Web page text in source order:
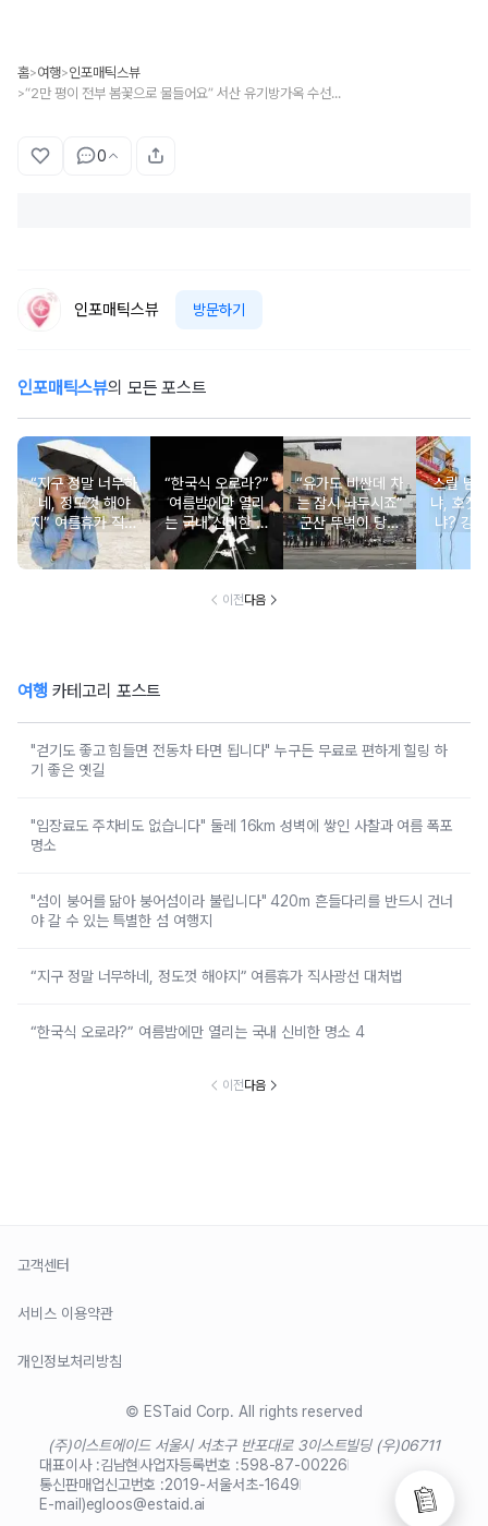
홈>여행>인포매틱스뷰
> “2만 평이 전부 봄꽃으로 물들어요” 서산 유기방가옥 수선화 축제 일정부터 입장 정보까지
0
인포매틱스뷰 방문하기
인포매틱스뷰의 모든 포스트
“지구 정말 너무하
네, 정도껏 해야
지” 여름휴가 직사
광선 대처법
“한국식 오로라?”
여름밤에만 열리
는 국내 신비한 명
소 4
“유가도 비싼데 차
는 잠시 놔두시죠”
군산 뚜벅이 당일
치기 코스, 걸어서
다 되는 이유
스릴 넘
냐, 호젓
냐? 강
추천
이전다음
여행 카테고리 포스트
"걷기도 좋고 힘들면 전동차 타면 됩니다" 누구든 무료로 편하게 힐링 하
기 좋은 옛길
"입장료도 주차비도 없습니다" 둘레 16km 성벽에 쌓인 사찰과 여름 폭포
명소
"섬이 붕어를 닮아 붕어섬이라 불립니다" 420m 흔들다리를 반드시 건너
야 갈 수 있는 특별한 섬 여행지
“지구 정말 너무하네, 정도껏 해야지” 여름휴가 직사광선 대처법
“한국식 오로라?” 여름밤에만 열리는 국내 신비한 명소 4
이전다음
고객센터
서비스 이용약관
개인정보처리방침
© ESTaid Corp. All rights reserved
(주)이스트에이드 서울시 서초구 반포대로 3이스트빌딩 (우)06711
대표이사 :김남현사업자등록번호 :598-87-00226
통신판매업신고번호 :2019-서울서초-1649
E-mail)egloos@estaid.ai